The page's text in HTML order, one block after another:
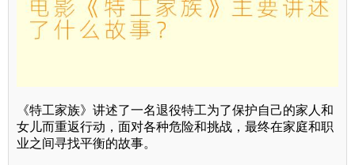
《特工家族》讲述了一名退役特工为了保护自己的家人和
女儿而重返行动，面对各种危险和挑战，最终在家庭和职
业之间寻找平衡的故事。